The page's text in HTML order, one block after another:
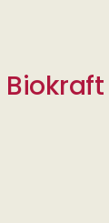
Biokraft